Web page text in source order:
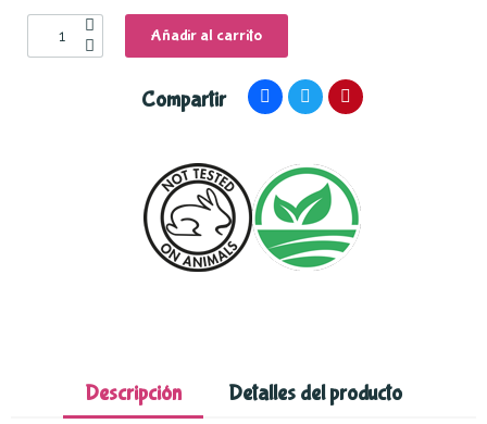
Añadir al carrito
Compartir
Descripción Detalles del producto